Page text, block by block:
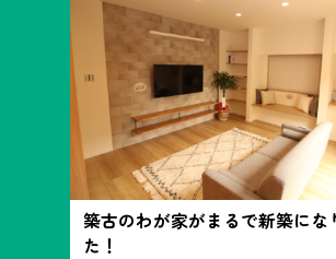
築古のわが家がまるで新築にな
た！